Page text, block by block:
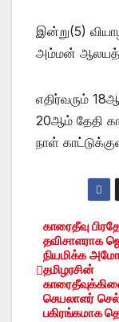
இன்று(5)
அம்மன்
எதிர்வரும்
20ஆம் தேதி
நாள்
Post
காரைதீவு
தவிசாளராக
நியமிக்க
தமிழரசின்
செயலாளர்
பகிரங்கமாக